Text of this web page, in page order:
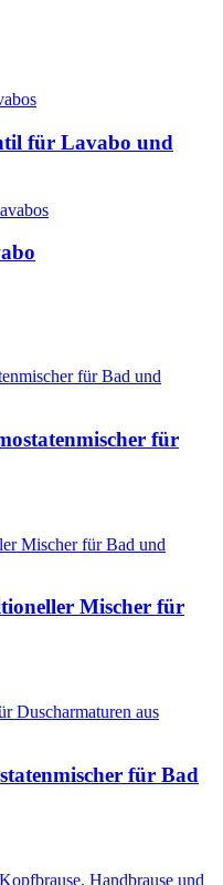
für Lavabo und
für
Mischer für
für Bad